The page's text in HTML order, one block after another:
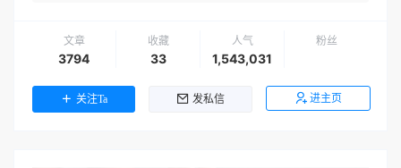
文章
3794
收藏
33
人气
1,543,031
粉丝
关注Ta 发私信 进主页